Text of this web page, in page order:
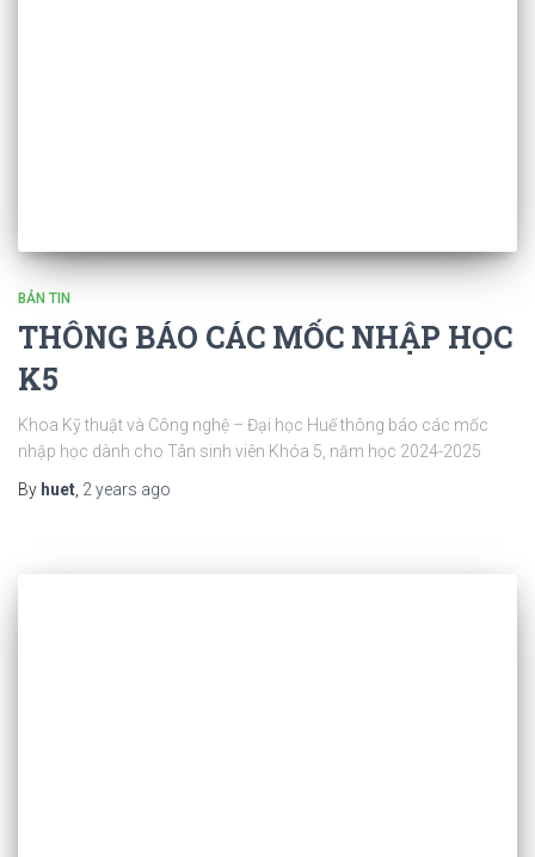
BẢN TIN
THÔNG BÁO CÁC MỐC NHẬP HỌC
K5
Khoa Kỹ thuật và Công nghệ – Đại học Huế thông báo các mốc
nhập học dành cho Tân sinh viên Khóa 5, năm học 2024-2025
By huet 2 years ago